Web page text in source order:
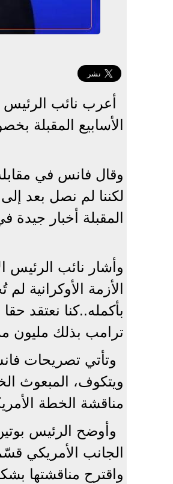
أعرب نائب
الأسابيع المقبلة
وقال فانس في
لكننا لم نصل بعد
المقبلة أخبار جيدة
وأشار نائب الرئيس
الأزمة الأوكرانية
بأكمله..كنا نعتقد
ترامب بذلك مليون
وتأتي تصريحات
ويتكوف، المبعوث
مناقشة الخطة
وأوضح الرئيس
واقترح مناقشتها